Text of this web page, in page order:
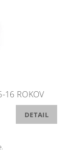
16 ROKOV
DETAIL